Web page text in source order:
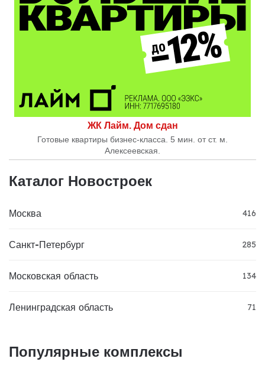
ЖК Лайм. Дом сдан
Готовые квартиры бизнес-класса. 5 мин. от ст. м.
Алексеевская.
Каталог Новостроек
Москва 416
Санкт-Петербург 285
Московская область 134
Ленинградская область 71
Популярные комплексы